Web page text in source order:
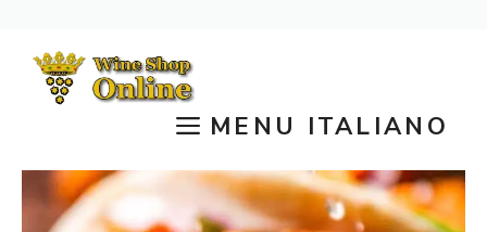
contenuto
MENU ITALIANO